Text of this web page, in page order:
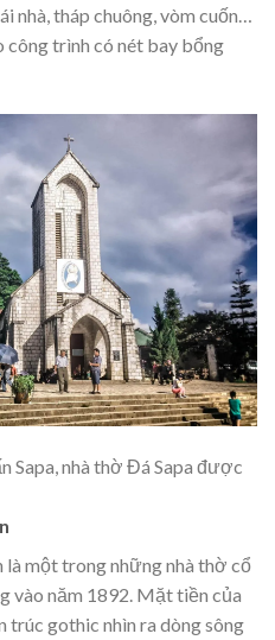
nhà, tháp chuông, vòm cuốn…
công trình có nét bay bổng
Sapa, nhà thờ Đá Sapa được
là một trong những nhà thờ cổ
vào năm 1892. Mặt tiền của
trúc gothic nhìn ra dòng sông